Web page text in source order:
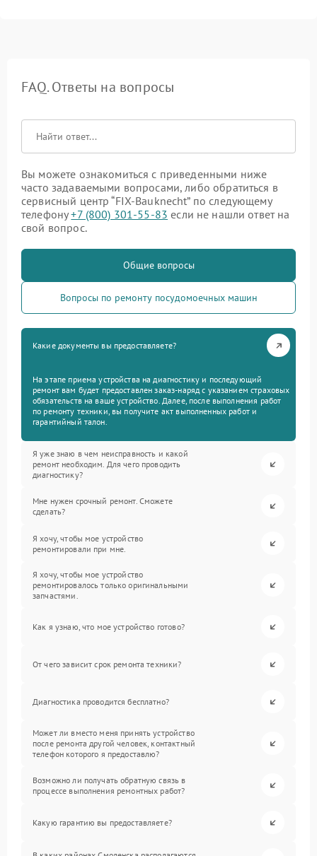
FAQ. Ответы на вопросы
Вы можете ознакомиться с приведенными ниже
часто задаваемыми вопросами, либо обратиться в
сервисный центр “FIX-Bauknecht” по следующему
телефону+7 (800) 301-55-83 если не нашли ответ на
свой вопрос.
Общие вопросы
Вопросы по ремонту посудомоечных машин
Какие документы вы предоставляете?
На этапе приема устройства на диагностику и последующий
ремонт вам будет предоставлен заказ-наряд с указанием страховых
обязательств на ваше устройство. Далее, после выполнения работ
по ремонту техники, вы получите акт выполненных работ и
гарантийный талон.
Я уже знаю в чем неисправность и какой
ремонт необходим. Для чего проводить
диагностику?
Мне нужен срочный ремонт. Сможете
сделать?
Я хочу, чтобы мое устройство
ремонтировали при мне.
Я хочу, чтобы мое устройство
ремонтировалось только оригинальными
запчастями.
Как я узнаю, что мое устройство готово?
От чего зависит срок ремонта техники?
Диагностика проводится бесплатно?
Может ли вместо меня принять устройство
после ремонта другой человек, контактный
телефон которого я предоставлю?
Возможно ли получать обратную связь в
процессе выполнения ремонтных работ?
Какую гарантию вы предоставляете?